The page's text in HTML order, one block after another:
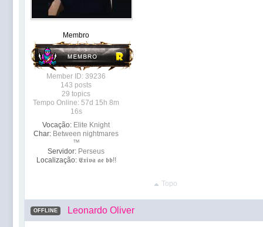
Membro
Member ID: 39236
143 posts
29 topics
Tempo Online: 57d 15h 8m
16s
Vocação: Elite Knight
Char: Between nightmares
™
Servidor: Perseus
Localização: 𝕰𝖝𝖎𝖛𝖆 𝖆𝖊 𝖇𝖇!!
Topo
OFFLINE Leonardo Oliver